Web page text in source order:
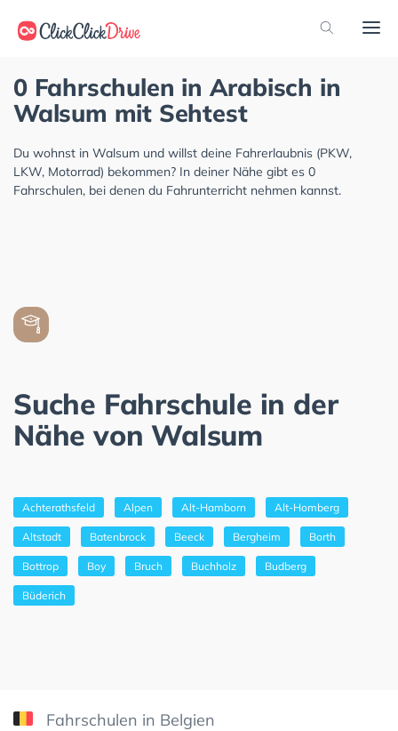
0 Fahrschulen in Arabisch in
Walsum mit Sehtest
Du wohnst in Walsum und willst deine Fahrerlaubnis (PKW,
LKW, Motorrad) bekommen? In deiner Nähe gibt es 0
Fahrschulen, bei denen du Fahrunterricht nehmen kannst.
Suche Fahrschule in der
Nähe von Walsum
Achterathsfeld Alpen Alt-Hamborn Alt-Homberg
Altstadt Batenbrock Beeck Bergheim Borth
Bottrop Boy Bruch Buchholz Budberg
Büderich
Fahrschulen in Belgien